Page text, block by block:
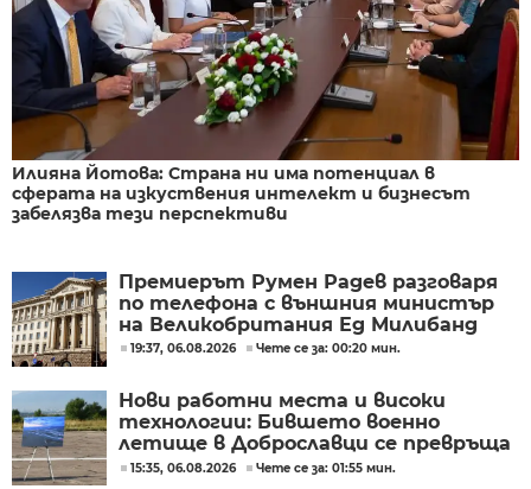
Илияна Йотова: Страна ни има потенциал в
сферата на изкуствения интелект и бизнесът
забелязва тези перспективи
Премиерът Румен Радев разговаря
по телефона с външния министър
на Великобритания Ед Милибанд
19:37, 06.08.2026 Чете се за: 00:20 мин.
Нови работни места и високи
технологии: Бившето военно
летище в Доброславци се превръща
в голям космически център
15:35, 06.08.2026 Чете се за: 01:55 мин.